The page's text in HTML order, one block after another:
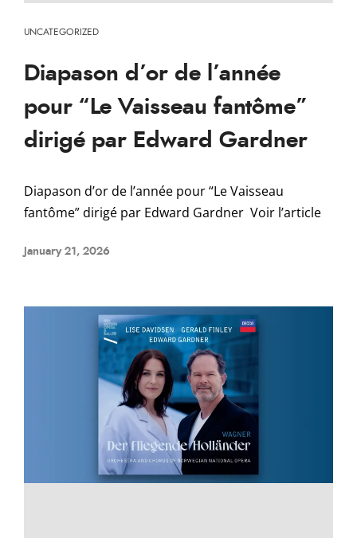
UNCATEGORIZED
Diapason d’or de l’année
pour “Le Vaisseau fantôme”
dirigé par Edward Gardner
Diapason d’or de l’année pour “Le Vaisseau
fantôme” dirigé par Edward Gardner Voir l’article
January 21, 2026